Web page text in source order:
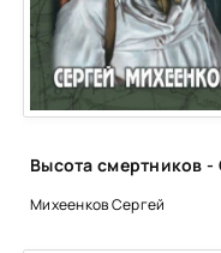
24_Russkiy_diversant
25_Russkiy_diversant
26_Russkiy_diversant
Михеенков Сергей